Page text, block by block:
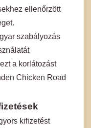
ellenőrzött
szabályozás
a korlátozást
Chicken Road
kifizetést